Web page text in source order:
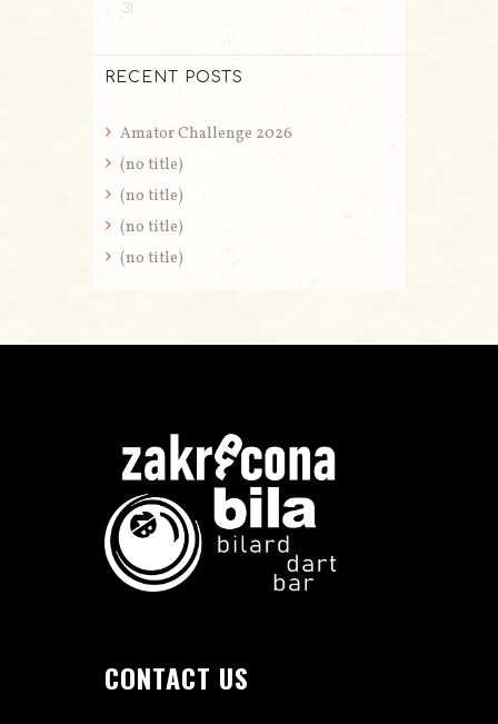
31
RECENT POSTS
Amator Challenge 2026
(no title)
(no title)
(no title)
(no title)
CONTACT US